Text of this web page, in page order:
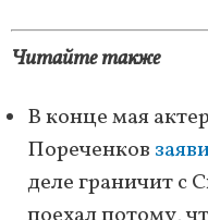
Читайте также
В конце мая
Пореченков
деле граничит с